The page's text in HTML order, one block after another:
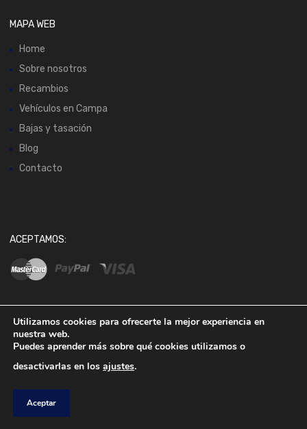
MAPA WEB
Home
Sobre nosotros
Recambios
Vehículos en Campa
Bajas y tasación
Blog
Contacto
ACEPTAMOS:
Copyright ©
Utilizamos cookies para ofrecerte la mejor experiencia en
nuestra web.
Puedes aprender más sobre qué cookies utilizamos o
desactivarlas en los ajustes.
Aceptar